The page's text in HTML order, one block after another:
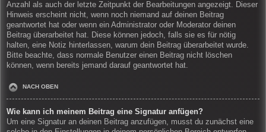
Anzahl als auch der letzte Zeitpunkt der Bearbeitungen angezeigt. Dieser
Hinweis erscheint nicht, wenn noch niemand auf deinen Beitrag
geantwortet hat oder wenn ein Administrator oder Moderator deinen
Beitrag überarbeitet hat. Diese können jedoch, falls sie es für nötig
halten, eine Notiz hinterlassen, warum dein Beitrag überarbeitet wurde.
Bitte beachte, dass normale Benutzer einen Beitrag nicht löschen
können, wenn bereits jemand darauf geantwortet hat.
NACH OBEN
Wie kann ich meinem Beitrag eine Signatur anfügen?
Um eine Signatur an deinen Beitrag anzufügen, musst du zunächst eine